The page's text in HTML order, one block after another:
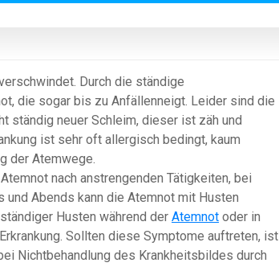
Durch die ständige
die sogar bis zu Anfällenneigt. Leider sind die
ständig neuer Schleim, dieser ist zäh und
ist sehr oft allergisch bedingt, kaum
der Atemwege.
nach anstrengenden Tätigkeiten, bei
und Abends kann die Atemnot mit Husten
Husten während der Atemnot oder in
Sollten diese Symptome auftreten, ist
Nichtbehandlung des Krankheitsbildes durch